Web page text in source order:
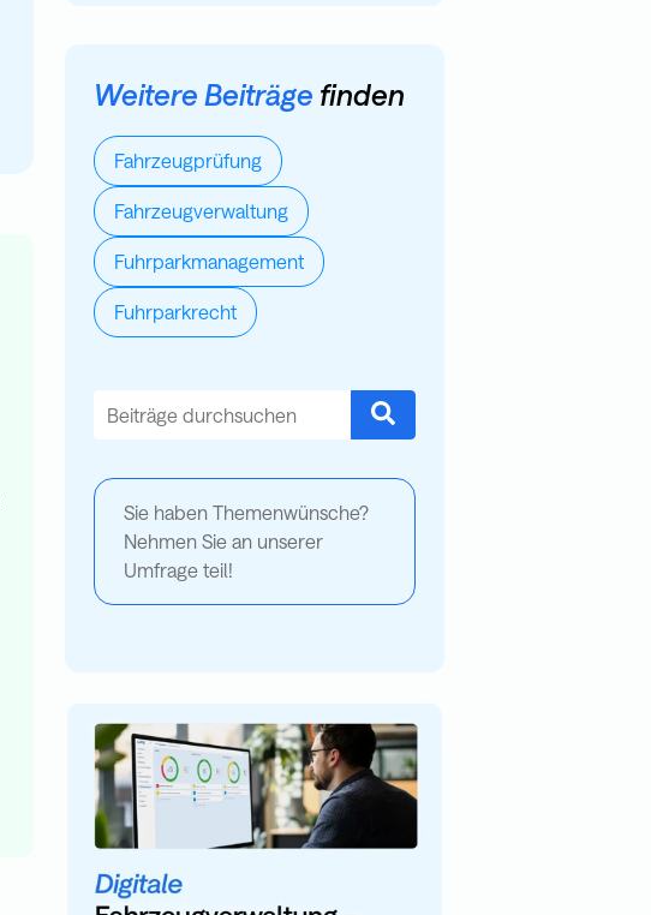
Weitere Beiträge finden
Fahrzeugprüfung
Fahrzeugverwaltung
Fuhrparkmanagement
Fuhrparkrecht
Dies ist ein Suchfeld mit einer automatischen Vorschlagsfunktion.
Sie haben Themenwünsche?
Nehmen Sie an unserer
Umfrage teil!